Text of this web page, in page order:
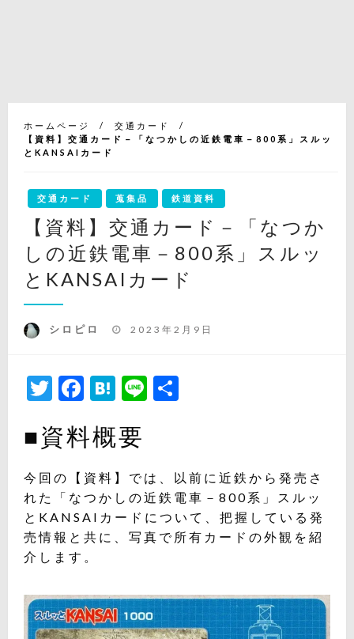
ホームページ
交通カード
【資料】交通カード－「なつかしの近鉄電車－800系」スルッ
とKANSAIカード
交通カード 蒐集品 鉄道資料
【資料】交通カード－「なつか
しの近鉄電車－800系」スルッ
とKANSAIカード
シロピロ
投
2023年2月9日
Twitter
Facebook
Hatena
Line
■資料概要
今回の【資料】では、以前に近鉄から発売さ
れた「なつかしの近鉄電車－800系」スルッ
とKANSAIカードについて、把握している発
売情報と共に、写真で所有カードの外観を紹
介します。